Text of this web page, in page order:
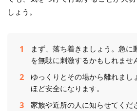
しょう。
まず、落ち着きましょう。急に
を無駄に刺激するかもしれませ
ゆっくりとその場から離れまし
ほど安全になります。
家族や近所の人に知らせてくだ